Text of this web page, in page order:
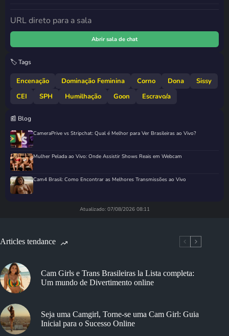
URL direto para a sala
Abrir sala de chat
🏷️ Tags
Encenação Dominação Feminina Corno Dona
Sissy
CEI
SPH Humilhação Goon Escravo/a
📰 Blog
CameraPrive vs Stripchat: Qual é Melhor para Ver Brasileiras ao Vivo?
Mulher Pelada ao Vivo: Onde Assistir Shows Reais em Webcam
Cam4 Brasil: Como Encontrar as Melhores Transmissões ao Vivo
Atualizado: 07/08/2026 08:11
Articles tendance
Cam Girls e Trans Brasileiras la Lista completa:
Um mundo de Divertimento online
Seja uma Camgirl, Torne-se uma Cam Girl: Guia
Inicial para o Sucesso Online